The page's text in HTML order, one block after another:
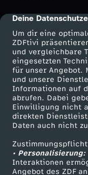
cmp-dialog-
Deine
Um dir eine
ZDFtivi
und vergleichbare
eingesetzten
für unser Angebot.
und unsere
Informationen auf
abrufen. Dabei
Einwilligung nicht
direkten
Daten auch nicht
• Personalisierung:
Interaktionen
Angebot des ZDF
b
e
s
i
e
g
e
Mehr ZDF
ZDF-Apps
Smart TV
ZDFtext
Livestreams
Sendungen A-Z